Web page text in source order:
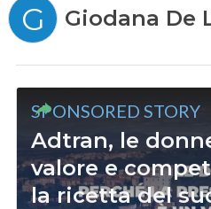
G Giodana De
SPONSORED STORY
Adtran, le
valore e
la ricetta del